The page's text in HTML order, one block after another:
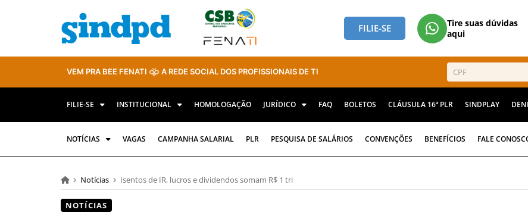
FILIE-SE
Tire suas dúvidas
aqui
VEM PRA BEE FENATI A REDE SOCIAL DOS PROFISSIONAIS DE TI
FILIE-SE INSTITUCIONAL HOMOLOGAÇÃO JURÍDICO FAQ BOLETOS CLÁUSULA 16ª PLR SINDPLAY
NOTÍCIAS VAGAS CAMPANHA SALARIAL PLR PESQUISA DE SALÁRIOS CONVENÇÕES BENEFÍCIOS FALE
Notícias Isentos de IR, lucros e dividendos somam R$ 1 tri
NOTÍCIAS